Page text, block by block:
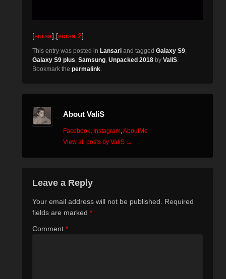
[sursa],[sursa 2]
This entry was posted in Lansari and tagged Galaxy S9,
Galaxy S9 plus, Samsung, Unpacked 2018 by ValiS.
Bookmark the permalink.
About ValiS
Facebook, Instagram,AboutMe
View all posts by ValiS →
Leave a Reply
Your email address will not be published.
Required
fields are marked *
Comment *